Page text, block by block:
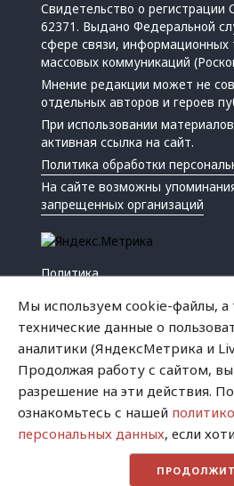
Свидетельство о
62371. Выдано Федеральной
сфере связи, информационных
массовых коммуникаций
Мнение редакции может не
отдельных авторов и героев
При использовании
активная ссылка на сайт.
Политика обработки
На сайте возможны
запрещенных организаций
Политика
Криминал
Успех
Хватит это терпеть
Мы используем cookie-файлы, а
технические данные о
аналитики (ЯндексМетрика и
Продолжая работу с сайтом,
разрешение на эти действия.
ознакомьтесь с нашей
персональных данных, если